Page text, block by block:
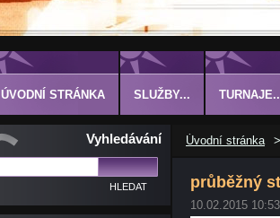
Vyhledávání Úvodní stránka >
průběžný
10.02.2015 10:53
ÚVODNÍ STRÁNKA SLUŽBY...